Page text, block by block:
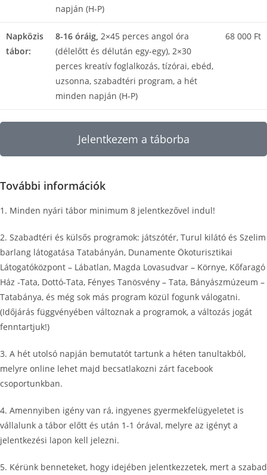
napján (H-P)
Napközis
tábor:
8-16 óráig, 2×45 perces angol óra
(délelőtt és délután egy-egy), 2×30
perces kreatív foglalkozás, tízórai, ebéd,
uzsonna, szabadtéri program, a hét
minden napján (H-P)
68 000 Ft
Jelentkezem a táborba
További információk
1. Minden nyári tábor minimum 8 jelentkezővel indul!
2. Szabadtéri és külsős programok: játszótér, Turul kilátó és Szelim
barlang látogatása Tatabányán, Dunamente Ökoturisztikai
Látogatóközpont – Lábatlan, Magda Lovasudvar – Környe, Kőfaragó
Ház -Tata, Dottó-Tata, Fényes Tanösvény – Tata, Bányászmúzeum –
Tatabánya, és még sok más program közül fogunk válogatni.
(Időjárás függvényében változnak a programok, a változás jogát
fenntartjuk!)
3. A hét utolsó napján bemutatót tartunk a héten tanultakból,
melyre online lehet majd becsatlakozni zárt facebook
csoportunkban.
4. Amennyiben igény van rá, ingyenes gyermekfelügyeletet is
vállalunk a tábor előtt és után 1-1 órával, melyre az igényt a
jelentkezési lapon kell jelezni.
5. Kérünk benneteket, hogy idejében jelentkezzetek, mert a szabad